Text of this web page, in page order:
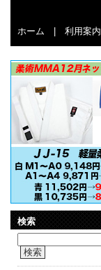
ホーム 利用案内
検索
検索